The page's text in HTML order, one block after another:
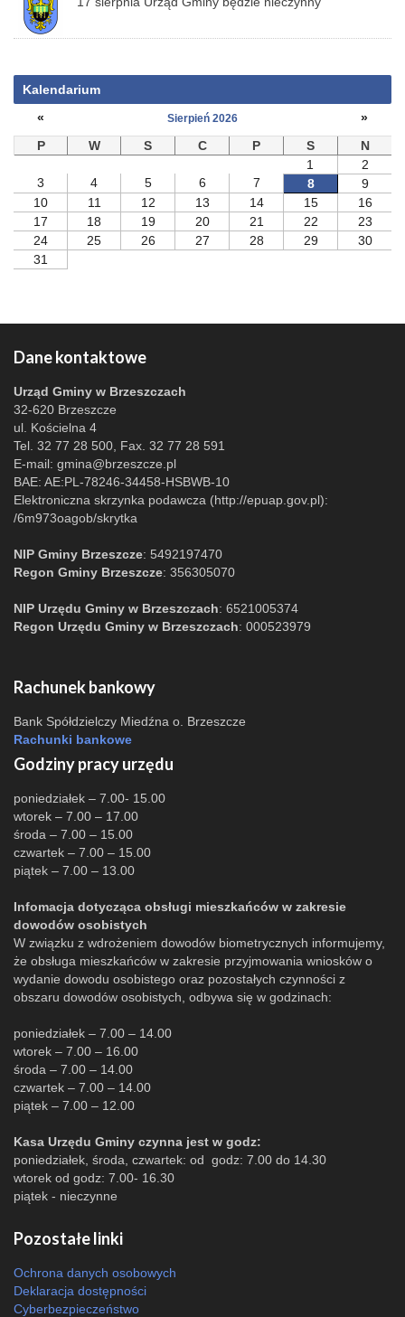
Kalendarium
«
Sierpień 2026
»
P
W S C P S
N
1
2
3
4 5 6 7 8
9
10
11 12 13 14 15
16
17
18 19 20 21 22
23
24
25 26 27 28 29
30
31
Dane kontaktowe
Urząd Gminy w Brzeszczach
32-620 Brzeszcze
ul. Kościelna 4
Tel. 32 77 28 500, Fax. 32 77 28 591
E-mail: gmina@brzeszcze.pl
BAE: AE:PL-78246-34458-HSBWB-10
Elektroniczna skrzynka podawcza (http://epuap.gov.pl):
/6m973oagob/skrytka
NIP Gminy Brzeszcze: 5492197470
Regon Gminy Brzeszcze: 356305070
NIP Urzędu Gminy w Brzeszczach: 6521005374
Regon Urzędu Gminy w Brzeszczach: 000523979
Rachunek bankowy
Bank Spółdzielczy Miedźna o. Brzeszcze
Rachunki bankowe
Godziny pracy urzędu
poniedziałek – 7.00- 15.00
wtorek – 7.00 – 17.00
środa – 7.00 – 15.00
czwartek – 7.00 – 15.00
piątek – 7.00 – 13.00
Infomacja dotycząca obsługi mieszkańców w zakresie
dowodów osobistych
W związku z wdrożeniem dowodów biometrycznych informujemy,
że obsługa mieszkańców w zakresie przyjmowania wniosków o
wydanie dowodu osobistego oraz pozostałych czynności z
obszaru dowodów osobistych, odbywa się w godzinach:
poniedziałek – 7.00 – 14.00
wtorek – 7.00 – 16.00
środa – 7.00 – 14.00
czwartek – 7.00 – 14.00
piątek – 7.00 – 12.00
Kasa Urzędu Gminy czynna jest w godz:
poniedziałek, środa, czwartek: od godz: 7.00 do 14.30
wtorek od godz: 7.00- 16.30
piątek - nieczynne
Pozostałe linki
Ochrona danych osobowych
Deklaracja dostępności
Cyberbezpieczeństwo